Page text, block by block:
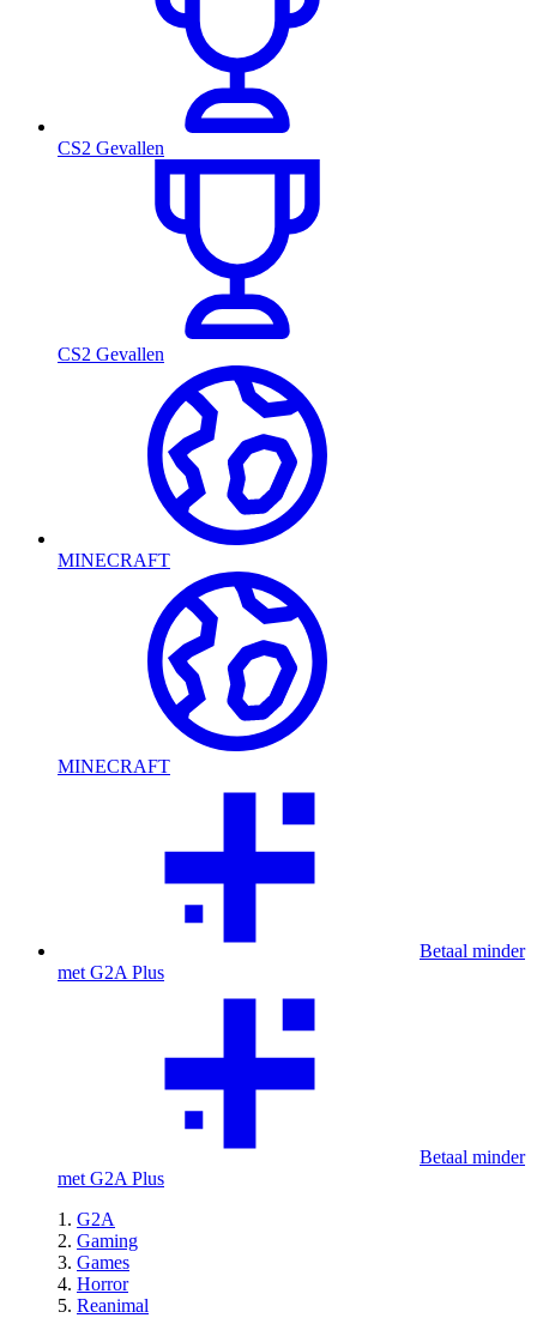
CS2 Gevallen
CS2 Gevallen
MINECRAFT
MINECRAFT
Betaal minder
met G2A Plus
Betaal minder
met G2A Plus
G2A
Gaming
Games
Horror
Reanimal